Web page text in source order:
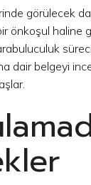
görülecek
önkoşul haline
dair belgeyi